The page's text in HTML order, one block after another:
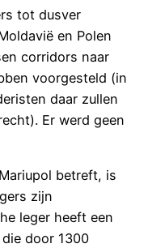
tot dusver
en Polen
corridors naar
voorgesteld (in
daar zullen
Er werd geen
betreft, is
zijn
leger heeft een
door 1300